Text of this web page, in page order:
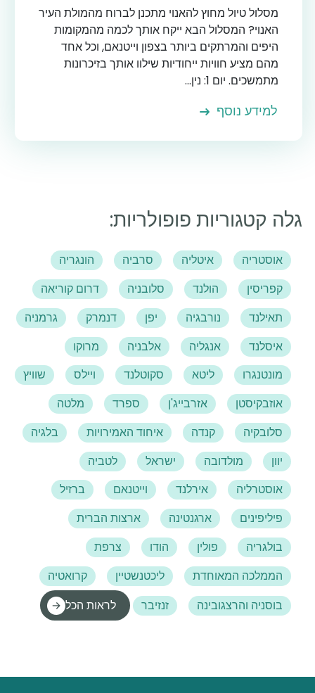
מסלול טיול מחוץ להאנוי מתכנן לברוח מהמולת העיר
האנוי? המסלול הבא ייקח אותך לכמה מהמקומות
היפים והמרתקים ביותר בצפון וייטנאם, וכל אחד
מהם מציע חוויות ייחודיות שילוו אותך בזיכרונות
מתמשכים. יום 1: נין...
למידע נוסף
גלה קטגוריות פופולריות:
אוסטריה איטליה סרביה
הונגריה
קפריסין
הולנד סלובניה
דרום קוריאה
תאילנד
נורבגיה יפן דנמרק
גרמניה
איסלנד
אנגליה אלבניה
מרוקו
מונטנגרו
ליטא סקוטלנד ויילס
שוויץ
אוזבקיסטן
אזרבייג'ן ספרד
מלטה
סלובקיה
קנדה איחוד האמירויות
בלגיה
יוון
מולדובה ישראל
לטביה
אוסטרליה
אירלנד וייטנאם
ברזיל
פיליפינים
ארגנטינה
ארצות הברית
בולגריה
פולין הודו
צרפת
הממלכה המאוחדת
ליכטנשטיין
קרואטיה
בוסניה והרצגובינה
זנזיבר לראות הכל